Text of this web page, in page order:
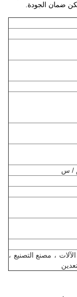
ضمان الجودة.
، مصنع التصنيع ،